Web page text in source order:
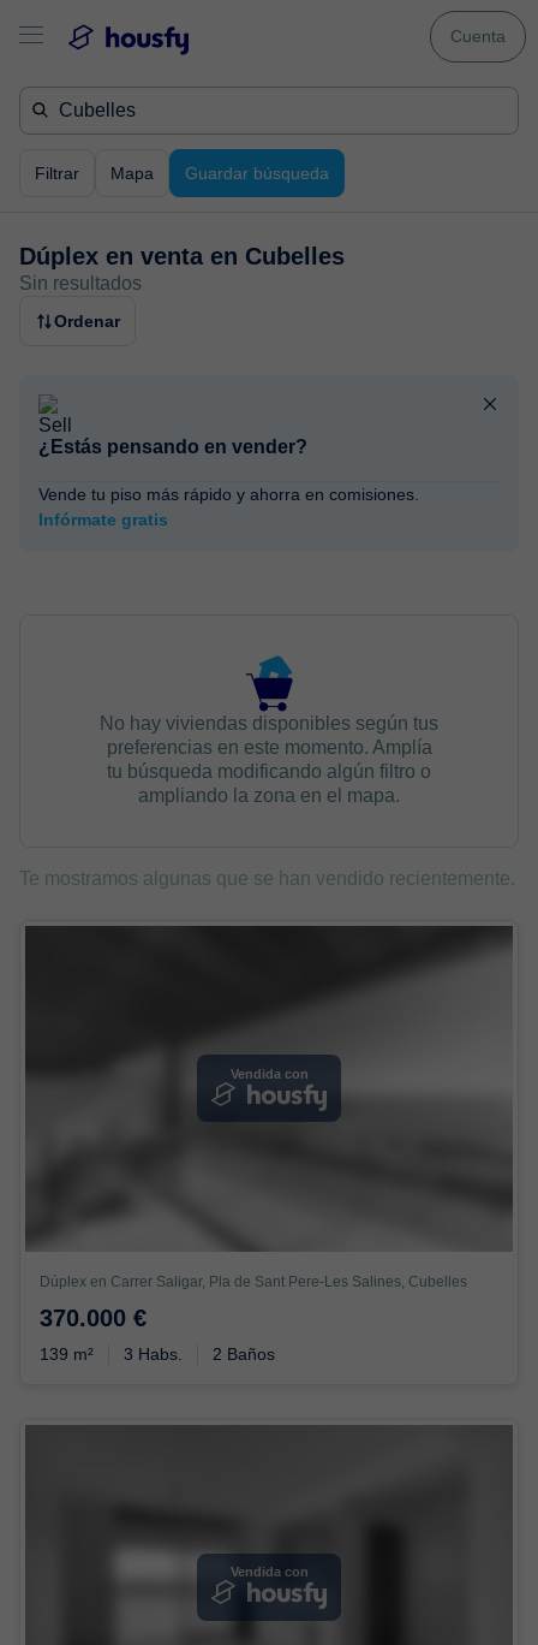
Cuenta
Filtrar Mapa Guardar búsqueda
Dúplex en venta en Cubelles
Sin resultados
Ordenar
¿Estás pensando en vender?
Vende tu piso más rápido y ahorra en comisiones.
Infórmate gratis
No hay viviendas disponibles según tus
preferencias en este momento. Amplía
tu búsqueda modificando algún filtro o
ampliando la zona en el mapa.
Te mostramos algunas que se han vendido recientemente.
Vendida con
Dúplex en Carrer Saligar, Pla de Sant Pere-Les Salines, Cubelles
370.000 €
139 m² 3 Habs. 2 Baños
Vendida con